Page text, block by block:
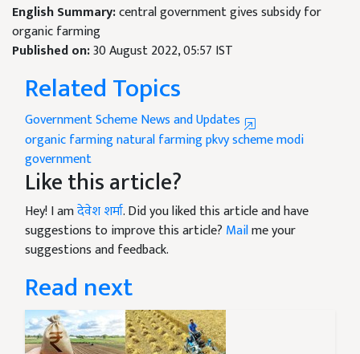
English Summary:central government gives subsidy for
organic farming
Published on:30 August 2022, 05:57 IST
Related Topics
Government Scheme News and Updates
organic farmingnatural farmingpkvy schememodi
government
Like this article?
Hey! I amदेवेश शर्मा. Did you liked this article and have
suggestions to improve this article? Mailme your
suggestions and feedback.
Read next